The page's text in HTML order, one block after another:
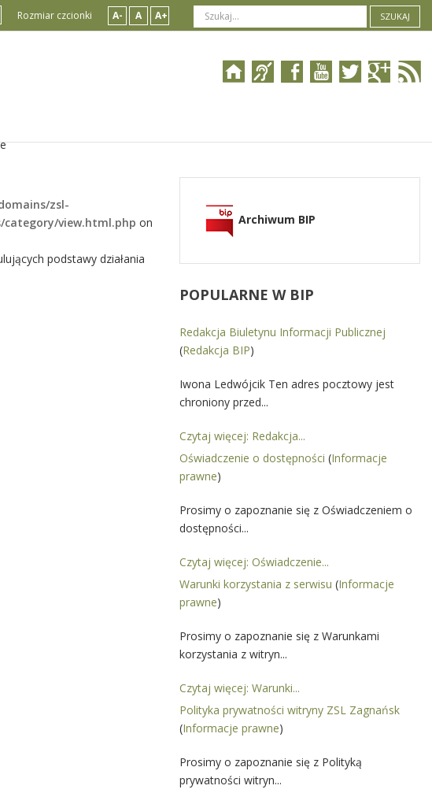
Rozmiar czcionki A- A A+ SZUKAJ
zsl-
category/view.html.php on
podstawy działania
Archiwum BIP
POPULARNE W BIP
Redakcja Biuletynu Informacji Publicznej
(Redakcja BIP)
Iwona Ledwójcik Ten adres pocztowy jest
chroniony przed...
Czytaj więcej: Redakcja...
Oświadczenie o dostępności (Informacje
prawne)
Prosimy o zapoznanie się z Oświadczeniem o
dostępności...
Czytaj więcej: Oświadczenie...
Warunki korzystania z serwisu (Informacje
prawne)
Prosimy o zapoznanie się z Warunkami
korzystania z witryn...
Czytaj więcej: Warunki...
Polityka prywatności witryny ZSL Zagnańsk
(Informacje prawne)
Prosimy o zapoznanie się z Polityką
prywatności witryn...